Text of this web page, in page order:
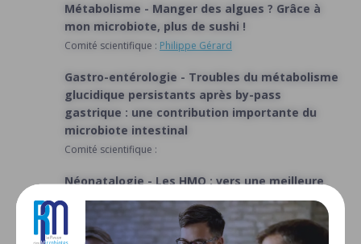
Les numéros
Recherche
Contact
Evénement : 10 ans
Métabolisme - Manger des algues ? Grâce à
mon microbiote, plus de sushi !
Comité scientifique : Philippe Gérard
Gastro-entérologie - Troubles du métabolisme
glucidique persistants après by-pass
gastrique : une contribution importante du
microbiote intestinal
Comité scientifique :
Néonatalogie - Les HMO : vers une meilleure
caractérisation pour une supplémentation
ciblée ?
Comité scientifique : Alexis Mosca